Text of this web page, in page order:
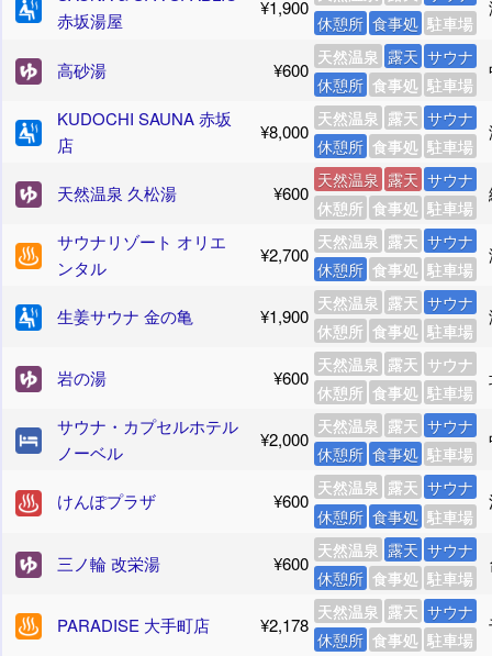
赤坂湯屋
¥1,900
休憩所 食事処 駐車場
高砂湯 ¥600
天然温泉 露天 サウナ
休憩所 食事処 駐車場
KUDOCHI SAUNA 赤坂
店
¥8,000
天然温泉 露天 サウナ
休憩所 食事処 駐車場
天然温泉 久松湯 ¥600
天然温泉 露天 サウナ
休憩所 食事処 駐車場
サウナリゾート オリエ
ンタル
¥2,700
天然温泉 露天 サウナ
休憩所 食事処 駐車場
生姜サウナ 金の亀 ¥1,900
天然温泉 露天 サウナ
休憩所 食事処 駐車場
岩の湯 ¥600
天然温泉 露天 サウナ
休憩所 食事処 駐車場
サウナ・カプセルホテル
ノーベル
¥2,000
天然温泉 露天 サウナ
休憩所 食事処 駐車場
けんぽプラザ ¥600
天然温泉 露天 サウナ
休憩所 食事処 駐車場
三ノ輪 改栄湯 ¥600
天然温泉 露天 サウナ
休憩所 食事処 駐車場
PARADISE 大手町店 ¥2,178
天然温泉 露天 サウナ
休憩所 食事処 駐車場